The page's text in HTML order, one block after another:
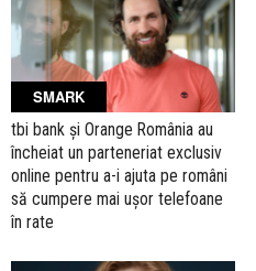
SMARK
tbi bank și Orange România au
încheiat un parteneriat exclusiv
online pentru a-i ajuta pe români
să cumpere mai ușor telefoane
în rate